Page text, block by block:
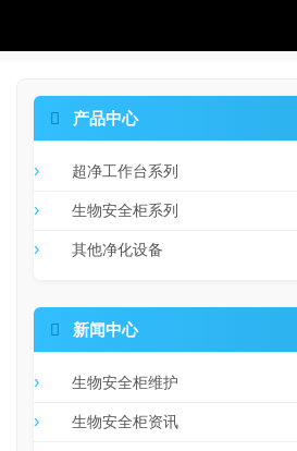
 产品中心
超净工作台系列
生物安全柜系列
其他净化设备
 新闻中心
生物安全柜维护
生物安全柜资讯